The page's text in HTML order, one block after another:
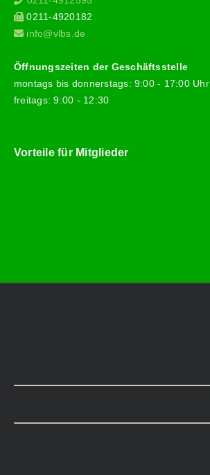
0211-4920182
info@vlbs.de
Öffnungszeiten der Geschäftsstelle
montags bis donnerstags: 9:00 - 17:00 Uhr
freitags: 9:00 - 12:30
Vorteile für Mitglieder